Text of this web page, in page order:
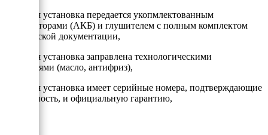
- Каждая установка передается укопмлектованным
аккумулторами (АКБ) и глушителем с полным комплектом
технической документации,
- Каждая установка заправлена технологическими
жидкостями (масло, антифриз),
- Каждая установка имеет серийные номера, подтверждающие
подлинность, и официальную гарантию,